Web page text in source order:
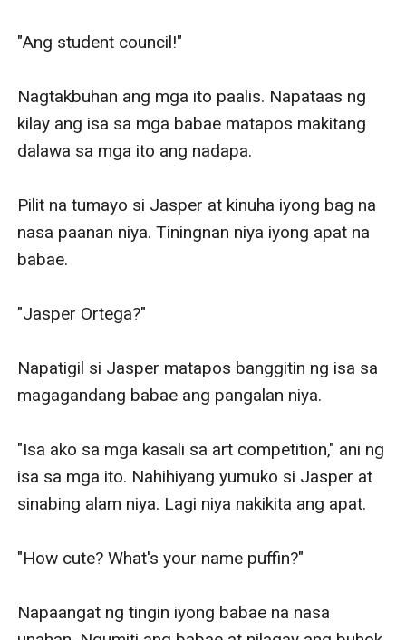
"Ang student council!"
Nagtakbuhan ang mga ito paalis. Napataas ng
kilay ang isa sa mga babae matapos makitang
dalawa sa mga ito ang nadapa.
Pilit na tumayo si Jasper at kinuha iyong bag na
nasa paanan niya. Tiningnan niya iyong apat na
babae.
"Jasper Ortega?"
Napatigil si Jasper matapos banggitin ng isa sa
magagandang babae ang pangalan niya.
"Isa ako sa mga kasali sa art competition," ani ng
isa sa mga ito. Nahihiyang yumuko si Jasper at
sinabing alam niya. Lagi niya nakikita ang apat.
"How cute? What's your name puffin?"
Napaangat ng tingin iyong babae na nasa